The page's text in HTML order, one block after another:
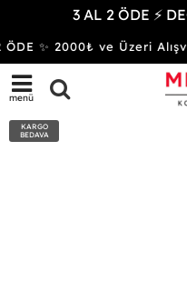
3 AL 2 ÖDE ⚡
✨ 2000₺ ve Üzeri
menü
KARGO
BEDAVA